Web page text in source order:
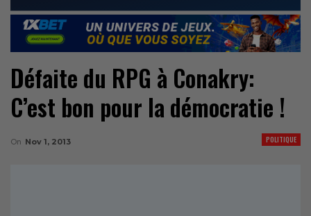
Défaite du RPG à Conakry:
C’est bon pour la démocratie !
POLITIQUE
On Nov 1, 2013